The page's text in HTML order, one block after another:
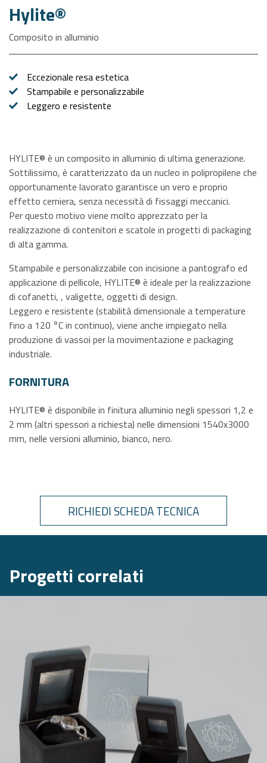
HYLITE® è un composito in alluminio di ultima generazione.
Sottilissimo, è caratterizzato da un nucleo in polipropilene che
opportunamente lavorato garantisce un vero e proprio
effetto cerniera, senza necessità di fissaggi meccanici.
Per questo motivo viene molto apprezzato per la
realizzazione di contenitori e scatole in progetti di packaging
di alta gamma.
Stampabile e personalizzabile con incisione a pantografo ed
applicazione di pellicole, HYLITE® è ideale per la realizzazione
di cofanetti, , valigette, oggetti di design.
Leggero e resistente (stabilità dimensionale a temperature
fino a 120 °C in continuo), viene anche impiegato nella
produzione di vassoi per la movimentazione e packaging
industriale.
FORNITURA
HYLITE® è disponibile in finitura alluminio negli spessori 1,2 e
2 mm (altri spessori a richiesta) nelle dimensioni 1540x3000
mm, nelle versioni alluminio, bianco, nero.
Hylite®
Composito in alluminio
Eccezionale resa estetica
Stampabile e personalizzabile
Leggero e resistente
RICHIEDI SCHEDA TECNICA
Progetti correlati